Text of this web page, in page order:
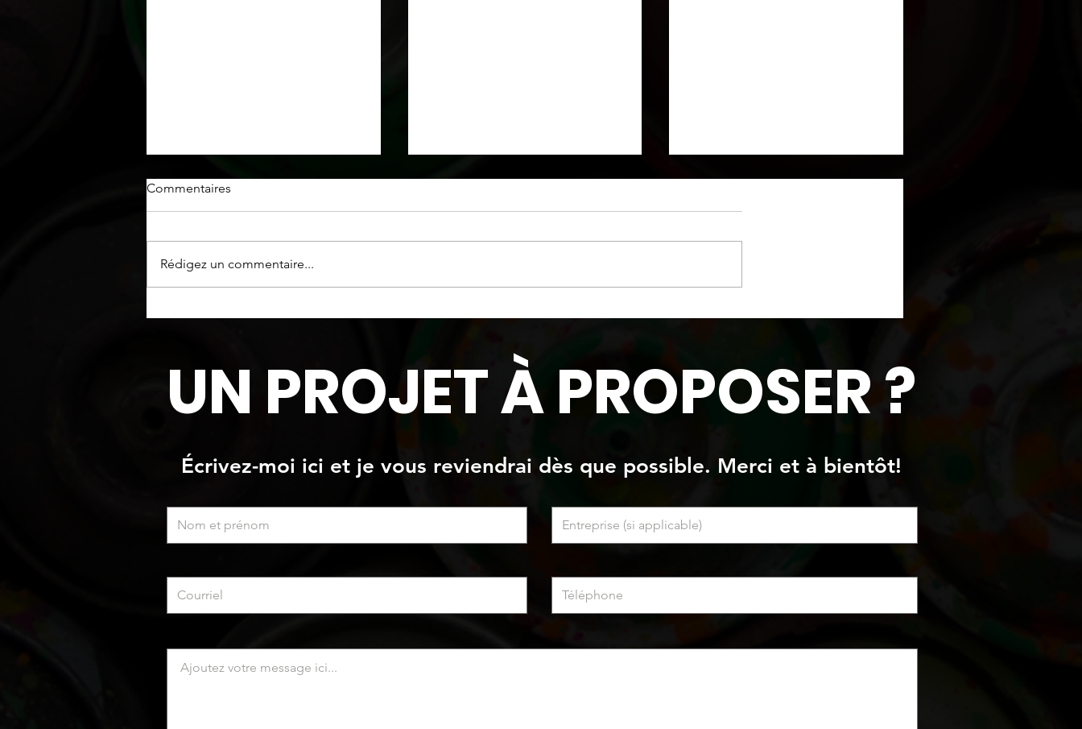
Fausses briques créées à la
Faux mur de pierres et
Peinture de nuages au
Commentaires
Rédigez un commentaire...
UN PROJET À PROPOSER ?
Écrivez-moi ici et je vous reviendrai dès que possible. Merci et à bientôt!